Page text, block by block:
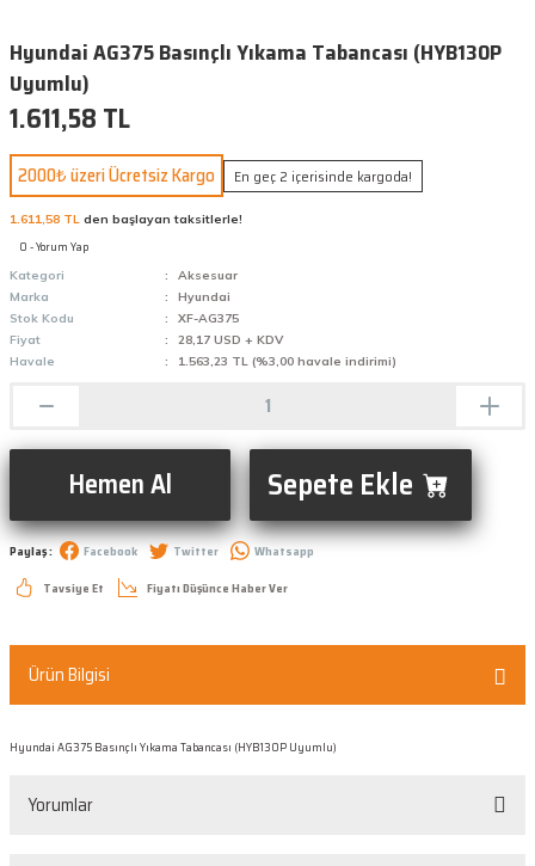
Hyundai AG375 Basınçlı Yıkama Tabancası (HYB130P
Uyumlu)
1.611,58 TL
2000₺ üzeri Ücretsiz Kargo En geç 2 içerisinde kargoda!
1.611,58 TL den başlayan taksitlerle!
0 - Yorum Yap
Kategori
Aksesuar
Marka
Hyundai
Stok Kodu
XF-AG375
Fiyat
28,17 USD + KDV
Havale
1.563,23 TL (%3,00 havale indirimi)
Hemen Al Sepete Ekle
Paylaş : Facebook Twitter
Whatsapp
Tavsiye Et
Fiyatı Düşünce Haber Ver
Ürün Bilgisi
Hyundai AG375 Basınçlı Yıkama Tabancası (HYB130P Uyumlu)
Yorumlar